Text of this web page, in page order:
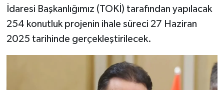
İdaresi Başkanlığımız (TOKİ) tarafından yapılacak
254 konutluk projenin ihale süreci 27 Haziran
2025 tarihinde gerçekleştirilecek.